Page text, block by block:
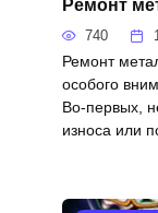
Ремонт
740
Ремонт
особого
Во-первых,
износа или